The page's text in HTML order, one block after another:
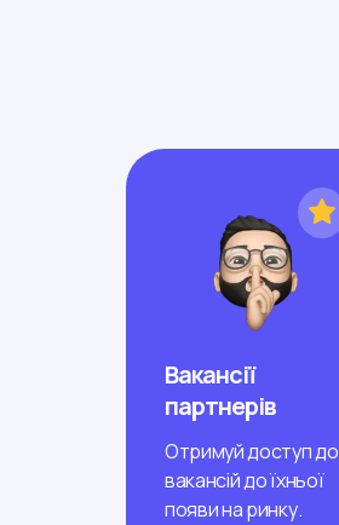
Вакансії
партнерів
Отримуй доступ до
вакансій до їхньої
появи на ринку.